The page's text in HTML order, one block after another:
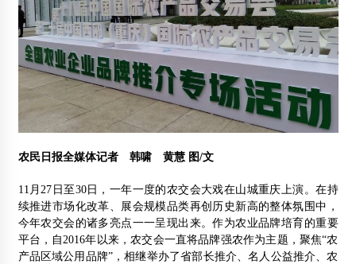
农民日报全媒体记者 韩啸 黄慧 图/文
11月27日至30日，一年一度的农交会大戏在山城重庆上演。在持
续推进市场化改革、展会规模品类再创历史新高的整体氛围中，
今年农交会的诸多亮点一一呈现出来。作为农业品牌培育的重要
平台，自2016年以来，农交会一直将品牌强农作为主题，聚焦“农
产品区域公用品牌”，相继举办了省部长推介、名人公益推介、农